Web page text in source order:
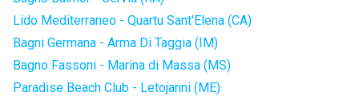
Lido Mediterraneo - Quartu Sant'Elena (CA)
Bagni Germana - Arma Di Taggia (IM)
Bagno Fassoni - Marina di Massa (MS)
Paradise Beach Club - Letojanni (ME)